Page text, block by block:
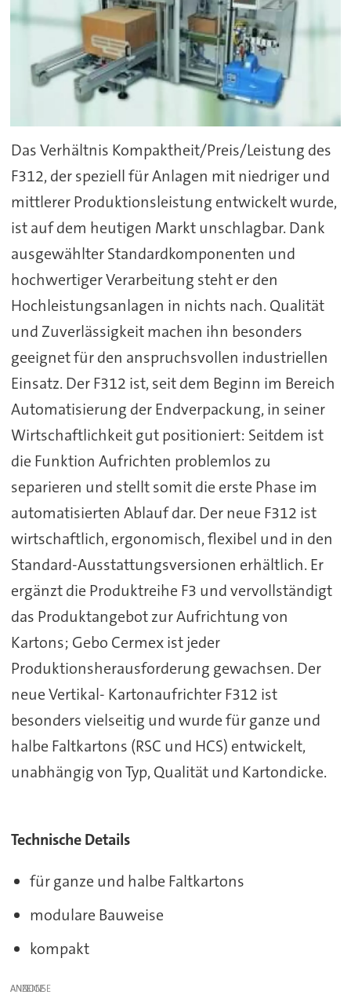
Das Verhältnis Kompaktheit/Preis/Leistung des
F312, der speziell für Anlagen mit niedriger und
mittlerer Produktionsleistung entwickelt wurde,
ist auf dem heutigen Markt unschlagbar. Dank
ausgewählter Standardkomponenten und
hochwertiger Verarbeitung steht er den
Hochleistungsanlagen in nichts nach. Qualität
und Zuverlässigkeit machen ihn besonders
geeignet für den anspruchsvollen industriellen
Einsatz. Der F312 ist, seit dem Beginn im Bereich
Automatisierung der Endverpackung, in seiner
Wirtschaftlichkeit gut positioniert: Seitdem ist
die Funktion Aufrichten problemlos zu
separieren und stellt somit die erste Phase im
automatisierten Ablauf dar. Der neue F312 ist
wirtschaftlich, ergonomisch, flexibel und in den
Standard-Ausstattungsversionen erhältlich. Er
ergänzt die Produktreihe F3 und vervollständigt
das Produktangebot zur Aufrichtung von
Kartons; Gebo Cermex ist jeder
Produktionsherausforderung gewachsen. Der
neue Vertikal- Kartonaufrichter F312 ist
besonders vielseitig und wurde für ganze und
halbe Faltkartons (RSC und HCS) entwickelt,
unabhängig von Typ, Qualität und Kartondicke.
Technische Details
für ganze und halbe Faltkartons
modulare Bauweise
kompakt
ANZEIGE